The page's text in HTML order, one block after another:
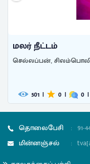
மலர் நீட்டம்
செல்லப்பன்,
501 | 0 | 0 |
தொலைபேசி : 91-
மின்னஞ்சல்
: